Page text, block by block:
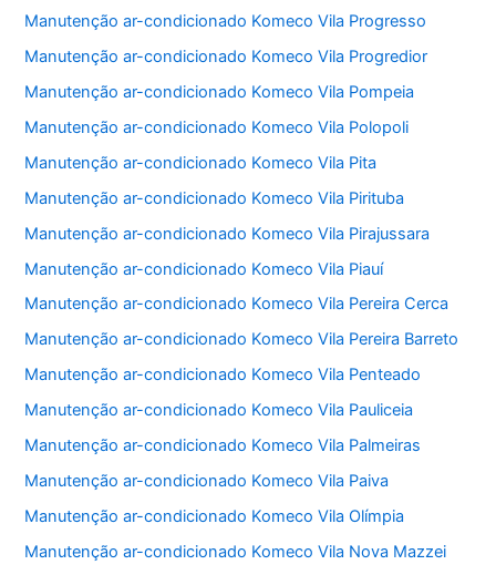
Manutenção ar-condicionado Komeco Vila Progresso
Manutenção ar-condicionado Komeco Vila Progredior
Manutenção ar-condicionado Komeco Vila Pompeia
Manutenção ar-condicionado Komeco Vila Polopoli
Manutenção ar-condicionado Komeco Vila Pita
Manutenção ar-condicionado Komeco Vila Pirituba
Manutenção ar-condicionado Komeco Vila Pirajussara
Manutenção ar-condicionado Komeco Vila Piauí
Manutenção ar-condicionado Komeco Vila Pereira Cerca
Manutenção ar-condicionado Komeco Vila Pereira Barreto
Manutenção ar-condicionado Komeco Vila Penteado
Manutenção ar-condicionado Komeco Vila Pauliceia
Manutenção ar-condicionado Komeco Vila Palmeiras
Manutenção ar-condicionado Komeco Vila Paiva
Manutenção ar-condicionado Komeco Vila Olímpia
Manutenção ar-condicionado Komeco Vila Nova Mazzei